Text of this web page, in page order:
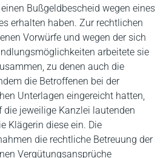
Bußgeldbescheid wegen eines
erhalten haben. Zur rechtlichen
Vorwürfe und wegen der sich
arbeitete sie
zu denen auch die
die Betroffenen bei der
Unterlagen eingereicht hatten,
jeweilige Kanzlei lautenden
Klägerin diese ein. Die
die rechtliche Betreuung der
Vergütungsansprüche